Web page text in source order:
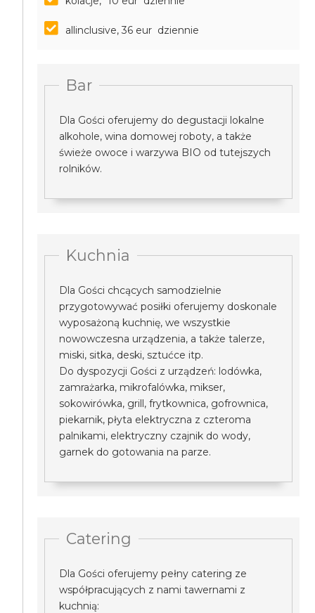
allinclusive, 36 eur dziennie
Bar
Dla Gości oferujemy do degustacji lokalne
alkohole, wina domowej roboty, a także
świeże owoce i warzywa BIO od tutejszych
rolników.
Kuchnia
Dla Gości chcących samodzielnie
przygotowywać posiłki oferujemy doskonale
wyposażoną kuchnię, we wszystkie
nowowczesna urządzenia, a także talerze,
miski, sitka, deski, sztućce itp.
Do dyspozycji Gości z urządzeń: lodówka,
zamrażarka, mikrofalówka, mikser,
sokowirówka, grill, frytkownica, gofrownica,
piekarnik, płyta elektryczna z czteroma
palnikami, elektryczny czajnik do wody,
garnek do gotowania na parze.
Catering
Dla Gości oferujemy pełny catering ze
współpracujących z nami tawernami z
kuchnią: